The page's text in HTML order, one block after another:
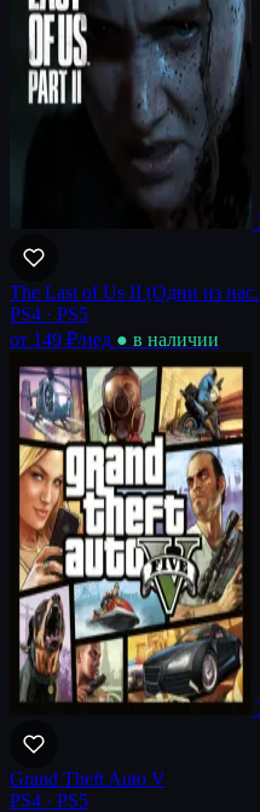
The Last of Us II (Одни из
PS4 · PS5
от 149 ₽/нед ● в наличии
Grand Theft Auto V
PS4 · PS5